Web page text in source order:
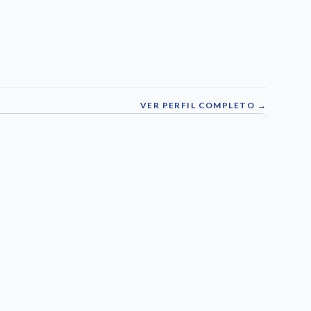
VER PERFIL COMPLETO →